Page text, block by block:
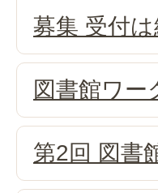
募集 受付は
図書館ワー
第2回 図書